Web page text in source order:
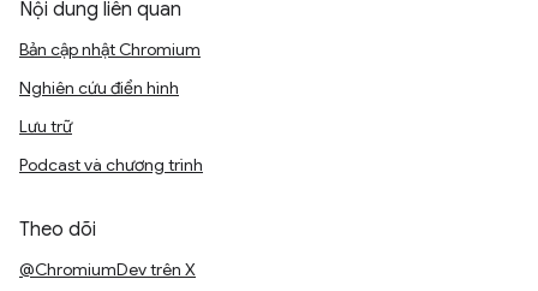
Nội dung liên quan
Bản cập nhật Chromium
Nghiên cứu điển hình
Lưu trữ
Podcast và chương trình
Theo dõi
@ChromiumDev trên X